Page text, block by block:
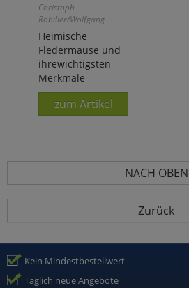
Christoph
Robiller/Wolfgang
Sauerbier
Heimische
Fledermäuse und
ihrewichtigsten
Merkmale
zum Artikel
NACH OBEN
Zurück
Kein Mindestbestellwert
Täglich neue Angebote